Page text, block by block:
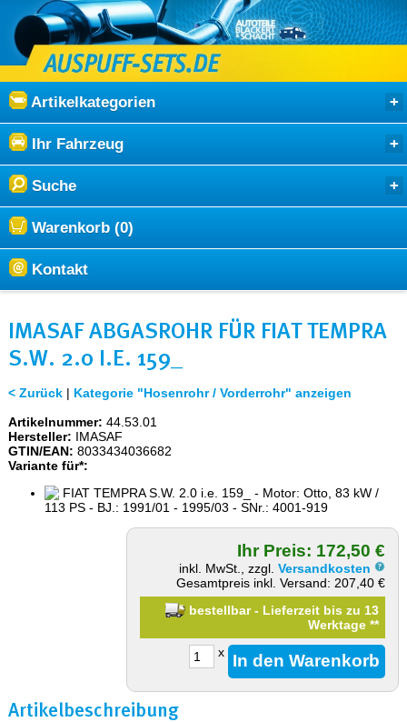
Artikelkategorien
Ihr Fahrzeug
Suche
Warenkorb (0)
Kontakt
IMASAF ABGASROHR FÜR FIAT TEMPRA
S.W. 2.0 I.E. 159_
< Zurück| Kategorie "Hosenrohr / Vorderrohr" anzeigen
Artikelnummer: 44.53.01
Hersteller: IMASAF
GTIN/EAN: 8033434036682
Variante für*:
FIAT TEMPRA S.W. 2.0 i.e. 159_ - Motor: Otto, 83 kW /
113 PS - BJ.: 1991/01 - 1995/03 - SNr.: 4001-919
Ihr Preis: 172,50 €
inkl. MwSt., zzgl.Versandkosten
Gesamtpreis inkl. Versand: 207,40 €
bestellbar - Lieferzeit bis zu 13
Werktage**
x
Artikelbeschreibung